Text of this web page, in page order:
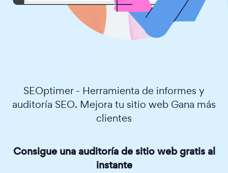
SEOptimer - Herramienta de informes y
auditoría SEO. Mejora tu sitio web Gana más
clientes
Consigue una auditoría de sitio web gratis al
instante